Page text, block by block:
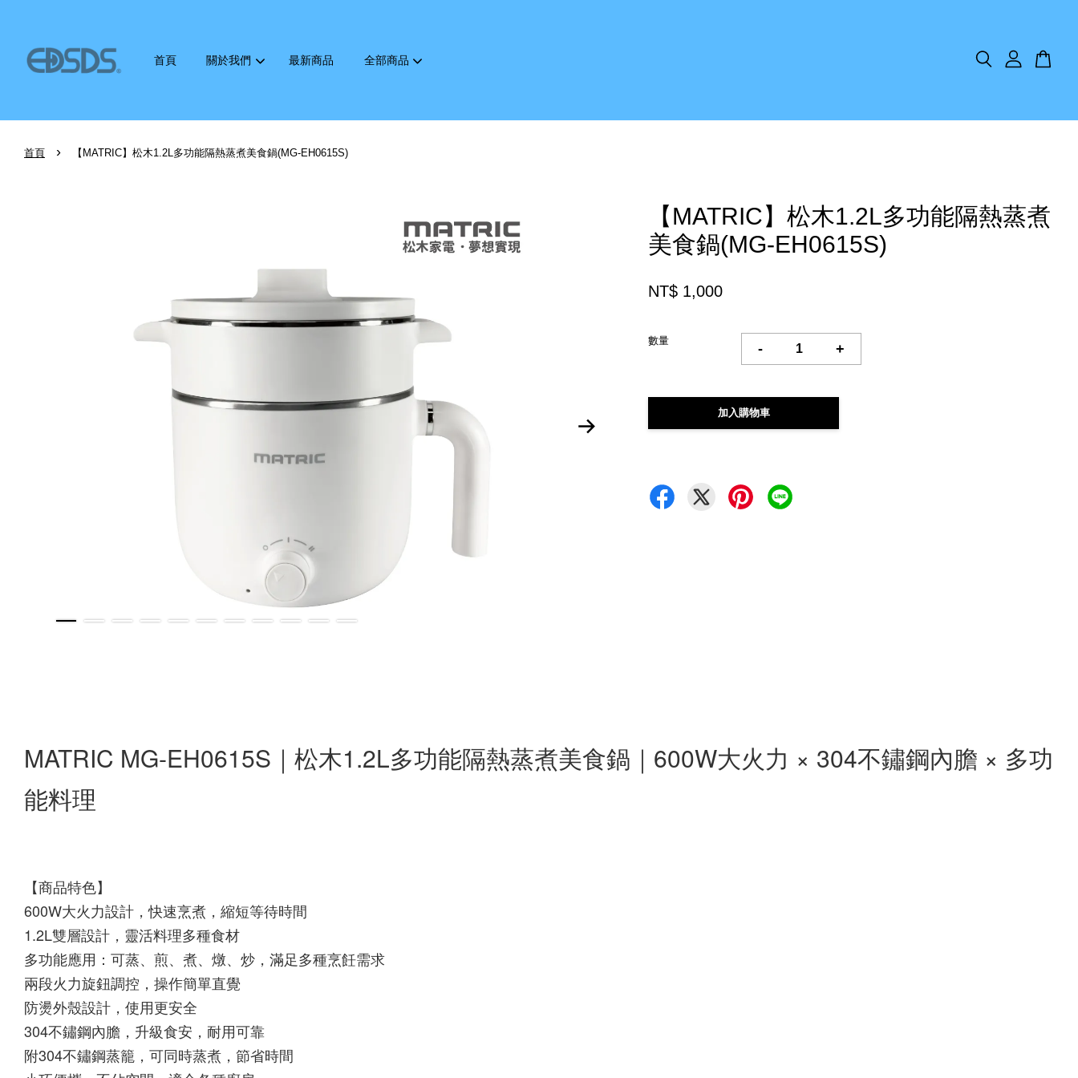
首頁 關於我們 最新商品 全部商品
首頁 › 【MATRIC】松木1.2L多功能隔熱蒸煮美食鍋(MG-EH0615S)
【MATRIC】松木1.2L多功能隔熱蒸煮
美食鍋(MG-EH0615S)
NT$ 1,000
數量
- +
加入購物車
MATRIC MG-EH0615S｜松木1.2L多功能隔熱蒸煮美食鍋｜600W大火力 × 304不鏽鋼內膽 × 多功
能料理
【商品特色】
600W大火力設計，快速烹煮，縮短等待時間
1.2L雙層設計，靈活料理多種食材
多功能應用：可蒸、煎、煮、燉、炒，滿足多種烹飪需求
兩段火力旋鈕調控，操作簡單直覺
防燙外殼設計，使用更安全
304不鏽鋼內膽，升級食安，耐用可靠
附304不鏽鋼蒸籠，可同時蒸煮，節省時間